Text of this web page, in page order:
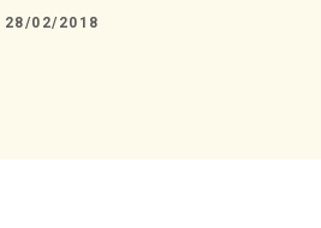
28/02/2018